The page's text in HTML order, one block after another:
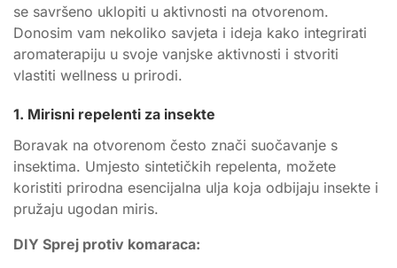
se savršeno uklopiti u aktivnosti na otvorenom.
Donosim vam nekoliko savjeta i ideja kako integrirati
aromaterapiju u svoje vanjske aktivnosti i stvoriti
vlastiti wellness u prirodi.
1. Mirisni repelenti za insekte
Boravak na otvorenom često znači suočavanje s
insektima. Umjesto sintetičkih repelenta, možete
koristiti prirodna esencijalna ulja koja odbijaju insekte i
pružaju ugodan miris.
DIY Sprej protiv komaraca: